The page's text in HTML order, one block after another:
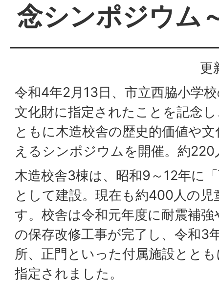
念シンポジウム
更
令和4年2月13日、市立西脇小学
文化財に指定されたことを記念
ともに木造校舎の歴史的価値や
えるシンポジウムを開催。約
木造校舎3棟は、昭和9～12年に
として建設。現在も約400人の児
す。校舎は令和元年度に耐震補
の保存改修工事が完了し、令和3
所、正門といった付属施設とと
指定されました。